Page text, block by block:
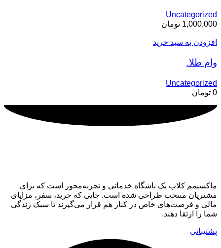
Uncategorized
1,000,000 تومان
افزودن به سبد خرید
وام طلا.
Uncategorized
0 تومان
ماکسیمم کلاب یک باشگاه خدماتی و تجربه‌محور است که برای
مشتریان منتخب طراحی شده است. جایی که خرید، سفر، مزایای
مالی و فرصت‌های خاص در کنار هم قرار می‌گیرند تا سبک زندگی
شما را ارتقا دهند.
پشتیبانی